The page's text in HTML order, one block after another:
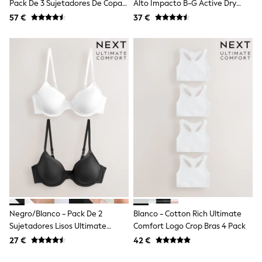
Trending: Clogs
Toy Story
Spiderman
THE SET
Shop All Clothing
Coats & Jackets
T-Shirts
Sets & Outfits
Sweatshirts & Hoodies
Jumpers & Knitwear
Joggers
Shirts
Trousers & Chinos
Tops
Babygrows & Sleepsuits
Bodysuits & Vests
Nightwear & Pyjamas
Shorts
Swimwear
Suits & Waistcoats
Pack De 3 Sujetadores De Copa
Completa De Encaje Sin Aros
Comfort
57 €
Alto Impacto B-G Active Dry
Tech
37 €
Negro/Blanco - Pack De 2
Sujetadores Lisos Ultimate
Comfort Para Copas A-E
27 €
Blanco - Cotton Rich Ultimate
Comfort Logo Crop Bras 4 Pack
42 €